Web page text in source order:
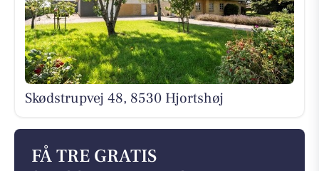
Skødstrupvej 48, 8530 Hjortshøj
FÅ TRE GRATIS